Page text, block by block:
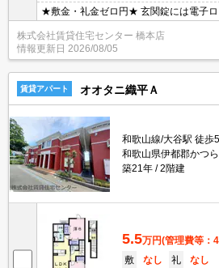
★敷金・礼金ゼロ円★ 玄関錠には電子ロ
渉は、賃貸住宅センターまで！！
株式会社賃貸住宅センター 橋本店
情報更新日 2026/08/05
賃貸アパート オオタニ織平Ａ
和歌山線/大谷駅 徒歩
和歌山県伊都郡かつ
築21年
2階建
5.5万円(管理費等：
敷
なし 礼
なし